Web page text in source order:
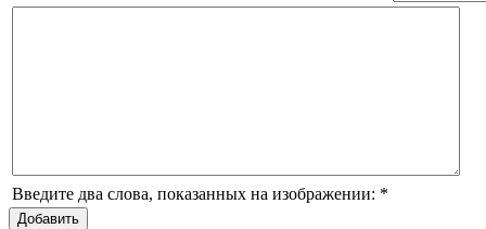
Введите два слова, показанных на изображении: *